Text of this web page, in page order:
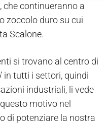
che continueranno a
zoccolo duro su cui
Scalone.
si trovano al centro di
in tutti i settori, quindi
industriali, li vede
motivo nel
di potenziare la nostra